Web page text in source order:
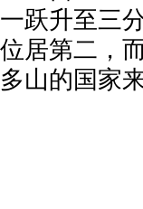
一跃升至三
位居第二，
多山的国家